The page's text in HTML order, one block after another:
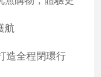
航
造全程閉環行